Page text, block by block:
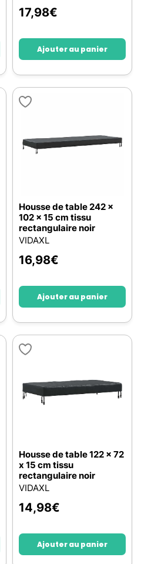
17,98€
Ajouter au panier
Housse de table 242 x
102 x 15 cm tissu
rectangulaire noir
VIDAXL
16,98€
Ajouter au panier
Housse de table 122 x 72
x 15 cm tissu
rectangulaire noir
VIDAXL
14,98€
Ajouter au panier